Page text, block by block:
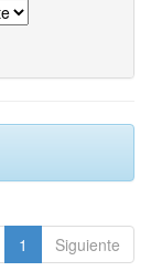
1 Siguiente